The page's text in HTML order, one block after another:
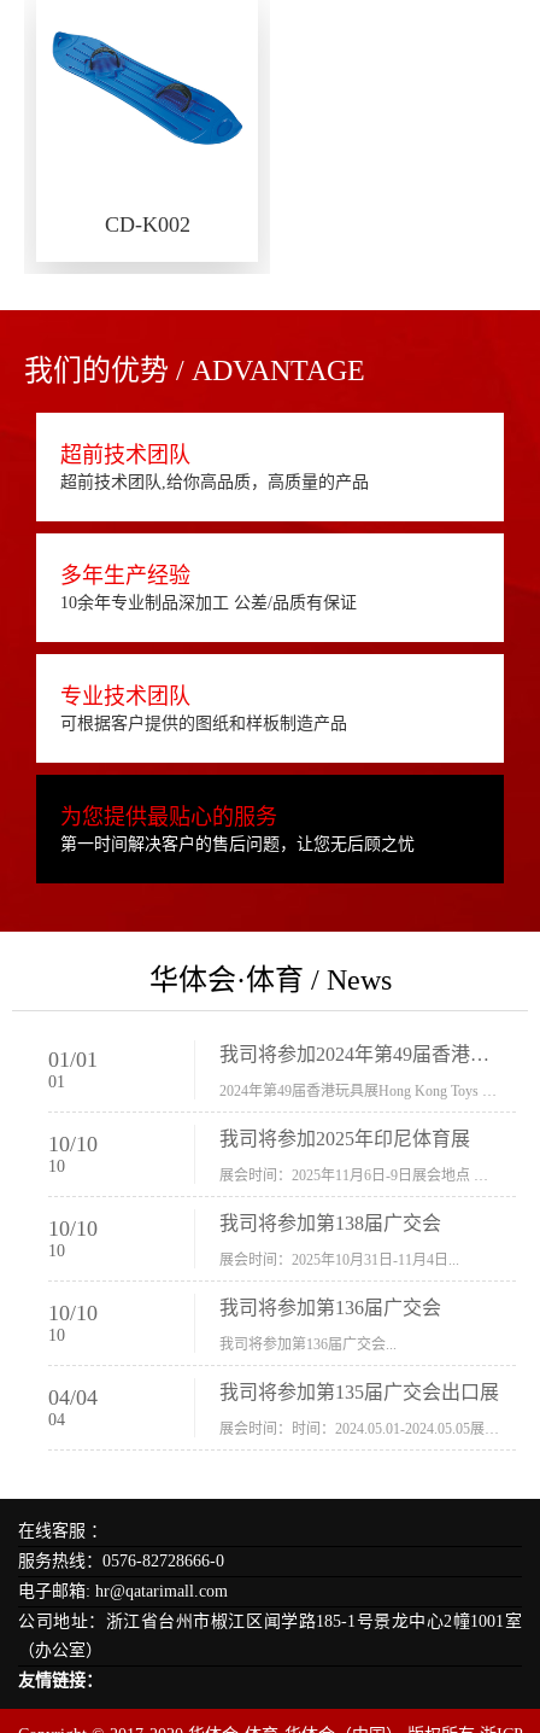
CD-K002
我们的优势 / ADVANTAGE
超前技术团队
超前技术团队,给你高品质，高质量的产品
多年生产经验
10余年专业制品深加工 公差/品质有保证
专业技术团队
可根据客户提供的图纸和样板制造产品
为您提供最贴心的服务
第一时间解决客户的售后问题，让您无后顾之忧
华体会·体育 / News
01/01
01
我司将参加2024年第49届香港玩具展Hong Kong Toys & Games Fair 欢迎新···
10/10
10
我司将参加2025年印尼体育展
10/10
10
我司将参加第138届广交会
展会时间：2025年10月31日-11月4日...
10/10
10
我司将参加第136届广交会
我司将参加第136届广交会...
04/04
04
我司将参加第135届广交会出口展
展会时间：时间：2024.05.01-2024.05.05展会地址：中国进出口商品交易会展馆福建康莱宝公司展位号12.1G37-38、H11-12，浙江康莱宝展位号17.1B23-24、C19-20...
在线客服 ：
服务热线：0576-82728666-0
电子邮箱: hr@qatarimall.com
公司地址：浙江省台州市椒江区闻学路185-1号景龙中心2幢1001室
（办公室）
友情链接：